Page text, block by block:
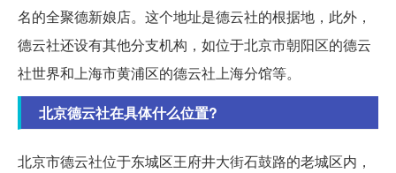
名的全聚德新娘店。这个地址是德云社的根据地，此外，
德云社还设有其他分支机构，如位于北京市朝阳区的德云
社世界和上海市黄浦区的德云社上海分馆等。
北京德云社在具体什么位置?
北京市德云社位于东城区王府井大街石鼓路的老城区内，